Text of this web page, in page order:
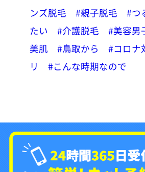
ンズ脱毛
#親子脱毛
#つ
たい
#介護脱毛 #美容男
美肌
#鳥取から
#コロナ
リ
#こんな時期なので